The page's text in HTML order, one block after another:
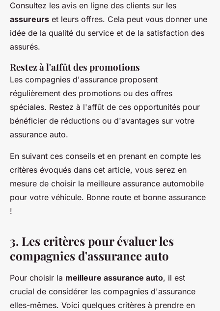
Consultez les avis en ligne des clients sur les
assureurs et leurs offres. Cela peut vous donner une
idée de la qualité du service et de la satisfaction des
assurés.
Restez à l'affût des promotions
Les compagnies d'assurance proposent
régulièrement des promotions ou des offres
spéciales. Restez à l'affût de ces opportunités pour
bénéficier de réductions ou d'avantages sur votre
assurance auto.
En suivant ces conseils et en prenant en compte les
critères évoqués dans cet article, vous serez en
mesure de choisir la meilleure assurance automobile
pour votre véhicule. Bonne route et bonne assurance
!
3. Les critères pour évaluer les
compagnies d'assurance auto
Pour choisir la meilleure assurance auto, il est
crucial de considérer les compagnies d'assurance
elles-mêmes. Voici quelques critères à prendre en